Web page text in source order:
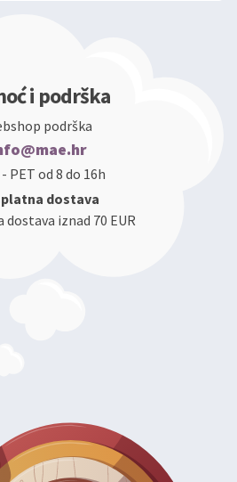
i podrška
podrška
PET od 8 do 16h
dostava
dostava iznad 70 EUR